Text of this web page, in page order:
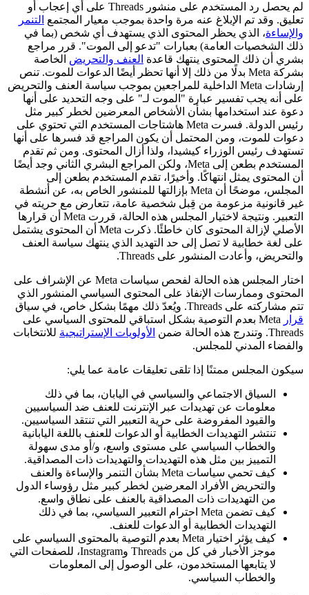
لم يحصل رد المستخدم على منشور Threads على أي إعجاب أو
تعليق. وقد تم الإبلاغ عنه مرة واحدة بموجب معيار المجتمع التنمر
والإساءة، الذي يحظر المحتوى الذي يستهدف أي شخص (بما في
ذلك الشخصيات العامة) بعبارات "تدعو إلى الموت". قرر مراجع
بشري أن ذلك المحتوى ينتهك قاعدة العنف والتحريض الخاصة
بشركة Meta بدلًا من ذلك إلا أنها تحظر أيضًا الدعوات للموت. تنص
إرشادات Meta الداخلية للمراجعين بموجب سياسة العنف والتحريض
على أنه يجب تفسير عبارة "الموت لـ" على وجه التحديد على أنها
دعوة عند استخدامها بشأن الأشخاص المعرضين لخطر كبير مثل
رئيس الدولة. فسرت Meta هاشتاجات المستخدم التي تحتوي على
دعوات للموت، ومن المحتمل أن يكون المراجع قد فسرها على أنها
تستهدف رئيس الوزراء كيشيدا، ولذا أزال المحتوى. ومن ثم تقدم
المستخدم بطعن إلى Meta، ولكن المراجع البشري الثاني وجد أيضًا
أن المحتوى يمثل انتهاكًا. وأخيرًا، تقدم المستخدم بطعن إلى
المجلس، موضحًا أن Meta بإزالتها للمنشور الخاص به، عن أنشطة
غير قانونية مزعومة من قِبل شخصية عامة، تتعارض مع حريته في
التعبير. ونتيجة لاختيار المجلس هذه الحالة، قررت Meta أن قرارها
الأصلي لإزالة المحتوى كان خاطئًا. ذكرت Meta أن المحتوى يشتمل
على لغة خطابية لا تصل إلى حد التهديد الذي ينتهك سياسة العنف
والتحريض، وأعادت المنشور على Threads.
اختار المجلس هذه الحالة لفحص سياسات Meta عن الإشراف على
المحتوى وممارسات الإنفاذ على المحتوى السياسي المنشور الذي
تتم مشاركته على Threads. ويُعدّ ذلك مهمًا بشكل خاص، في سياق
قرار
Meta بعدم التوصية بشكل استباقي للمحتوى السياسي على
Threads. وتندرج هذه الحالة ضمن
الأولويات الإستراتيجية للانتخابات
والفضاء المدني للمجلس.
سيكون المجلس ممتنًا إذا تلقى تعليقات عامة عما يلي:
السياق الاجتماعي والسياسي في اليابان، بما في ذلك
معلومات عن تهديدات عبر الإنترنت للعنف ضد السياسيين
والقيود المفروضة على حرية التعبير التي تنتقد السياسيين.
تنتشر التهديدات الخطابية أو الدعوات للعنف باللغة اليابانية
والخطاب السياسي على مستوى واسع، و/أو مدى سهولة
التمييز بين مثل هذه التهديدات والتهديدات ذات المصداقية.
كيف تحمي سياسات Meta بشأن التنمر والإساءة والعنف
والتحريض الأفراد المعرضين لخطر كبير مثل رؤوساء الدول
من التهديدات ذات المصداقية بالعنف على نطاق واسع.
كيف تضمن Meta احترام التعبير السياسي، بما في ذلك
التهديدات الخطابية أو الدعوات للعنف.
كيف يؤثر اختيار Meta بعدم التوصية بالمحتوى السياسي على
موجز الأخبار في كل من Threads وInstagram، للصفحات التي
لا يتابعها المستخدمون، على الوصول إلى المعلومات
والخطاب السياسي.